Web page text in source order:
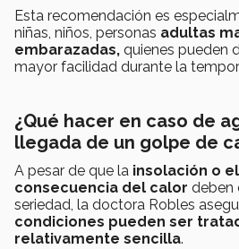
Esta recomendación es
niñas, niños, personas adultas
embarazadas, quienes pueden
mayor facilidad durante la
¿Qué hacer en caso de
llegada de un golpe de
A pesar de que la insolación o
consecuencia del calor deben
seriedad, la doctora Robles
condiciones pueden ser
relativamente sencilla.